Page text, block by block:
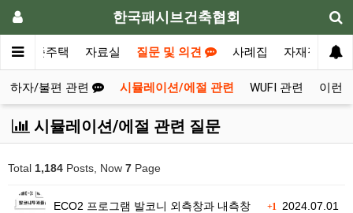
한국패시브건축협회
표준주택 자료실 질문 및 의견 사례집 자재정보
하자/불편 관련 시뮬레이션/에절 관련 WUFI 관련 이런
시뮬레이션/에절 관련 질문
Total 1,184 Posts, Now 7 Page
+1 2024.07.01
ECO2 프로그램 발코니 외측창과 내측창